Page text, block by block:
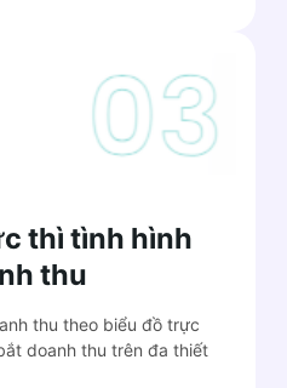
thì tình hình
thu
thu theo biểu đồ trực
doanh thu trên đa thiết